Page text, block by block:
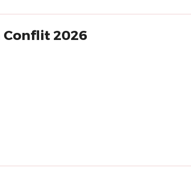
Conflit 2026